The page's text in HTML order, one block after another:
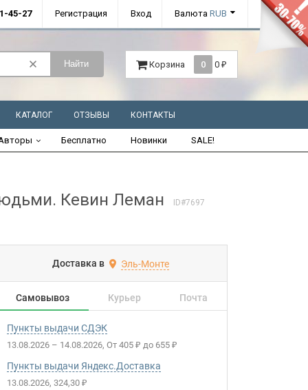
45-27 Регистрация Вход Валюта RUB
Найти Корзина 0 0 ₽
КАТАЛОГ ОТЗЫВЫ КОНТАКТЫ
Бесплатно Новинки SALE!
Кевин Леман ID#7697
Доставка в Эль-Монте
Самовывоз Курьер Почта
Пункты выдачи СДЭК
13.08.2026 – 14.08.2026 От 405₽ до 655₽
Пункты выдачи Яндекс.Доставка
13.08.2026 324,30₽